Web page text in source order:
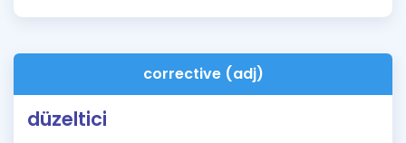
İngilizce Gramer
corrective (adj)
düzeltici